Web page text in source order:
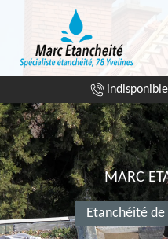
indisponible
MARC
Etanchéité